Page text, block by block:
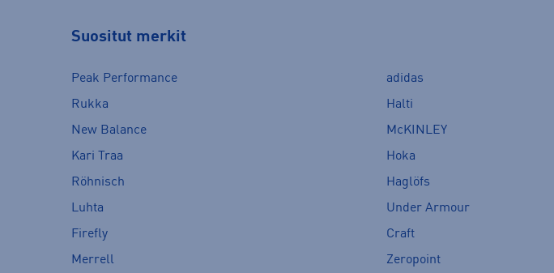
Suositut merkit
Peak Performance adidas
Rukka
Halti
New Balance
McKINLEY
Kari Traa
Hoka
Röhnisch
Haglöfs
Luhta
Under Armour
Firefly
Craft
Merrell
Zeropoint